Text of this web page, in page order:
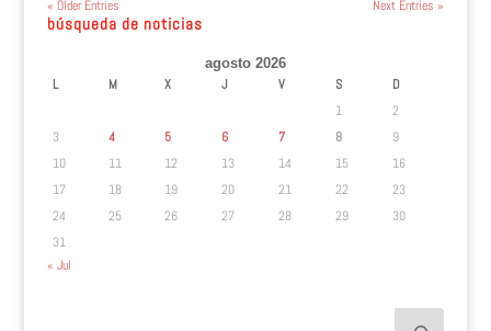
« Older Entries Next Entries »
búsqueda de noticias
agosto 2026
L M X J V S
D
1
2
3
4 5 6 7 8
9
10
11 12 13 14 15
16
17
18 19 20 21 22
23
24
25 26 27 28 29
30
31
« Jul